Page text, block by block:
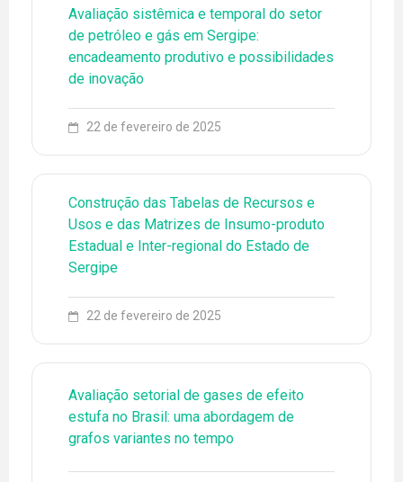
EVENTOS
LEADER
PROJETOS
PUBLICAÇÕES
Avaliação sistêmica e temporal do setor
de petróleo e gás em Sergipe:
encadeamento produtivo e possibilidades
de inovação
22 de fevereiro de 2025
Construção das Tabelas de Recursos e
Usos e das Matrizes de Insumo-produto
Estadual e Inter-regional do Estado de
Sergipe
22 de fevereiro de 2025
Avaliação setorial de gases de efeito
estufa no Brasil: uma abordagem de
grafos variantes no tempo